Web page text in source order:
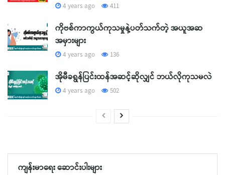
4 years ago 411
ကိုဗစ်ကာကွယ်ကုသမှုနဲ့ပတ်သက်တဲ့ အယူအဆ
အမှားများ
4 years ago 136
အိုမီခရွန်ပြင်းထန်အဆင့်ဆိုလျှင် ဘယ်လိုကုသမလဲ
4 years ago 502
ကျန်းမာရေး ဆောင်းပါးများ